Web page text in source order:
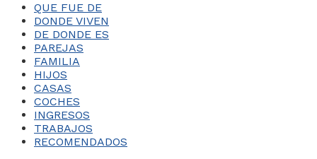
QUE FUE DE
DONDE VIVEN
DE DONDE ES
PAREJAS
FAMILIA
HIJOS
CASAS
COCHES
INGRESOS
TRABAJOS
RECOMENDADOS